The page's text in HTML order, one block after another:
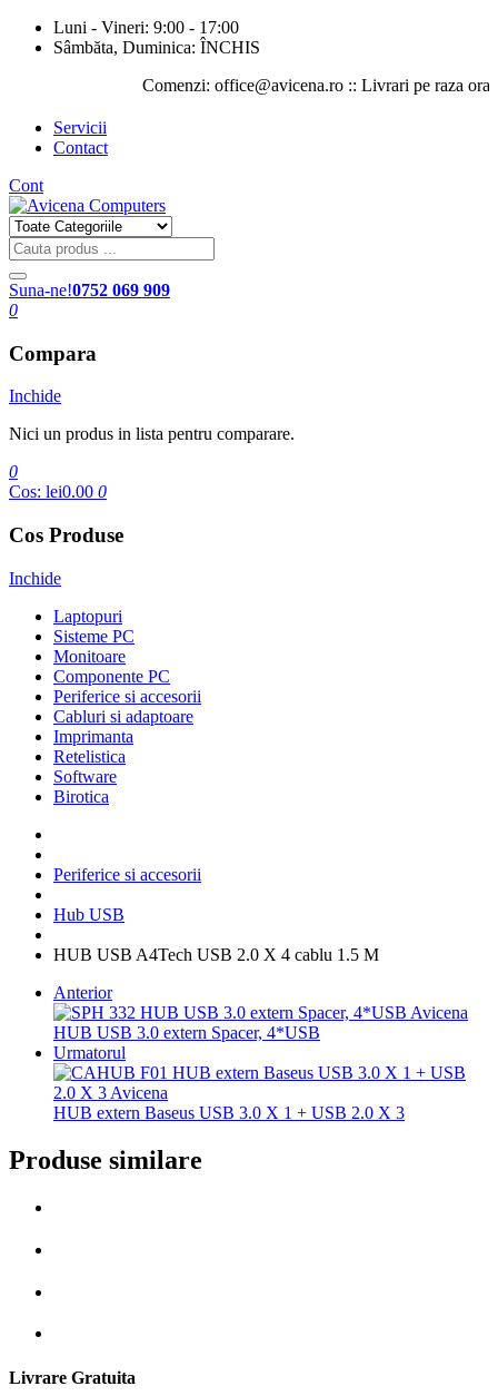
Luni - Vineri: 9:00 - 17:00
Sâmbăta, Duminica: ÎNCHIS
Comenzi: office@avicena.ro :: Livrari pe raza
Servicii
Contact
Cont
Suna-ne!0752 069 909
0
Compara
Inchide
Nici un produs in lista pentru comparare.
0
Cos: lei0.00 0
Cos Produse
Inchide
Laptopuri
Sisteme PC
Monitoare
Componente PC
Periferice si accesorii
Cabluri si adaptoare
Imprimanta
Retelistica
Software
Birotica
Periferice si accesorii
Hub USB
HUB USB A4Tech USB 2.0 X 4 cablu 1.5 M
Anterior
HUB USB 3.0 extern Spacer, 4*USB
Urmatorul
HUB extern Baseus USB 3.0 X 1 + USB 2.0 X 3
Produse similare
Livrare Gratuita